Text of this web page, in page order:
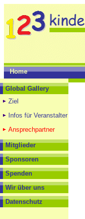
Home
Global Gallery
Ziel
Infos für Veranstalter
Ansprechpartner
Mitglieder
Sponsoren
Spenden
Wir über uns
Datenschutz